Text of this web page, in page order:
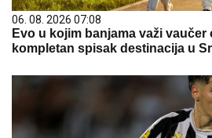
06. 08. 2026 07:08
Evo u kojim banjama važi vaučer
kompletan spisak destinacija u